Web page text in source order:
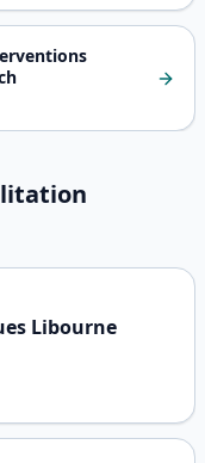
Libourne